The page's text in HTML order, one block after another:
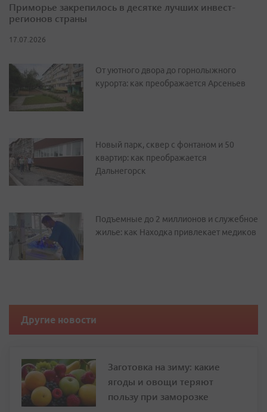
Приморье закрепилось в десятке лучших инвест-
регионов страны
17.07.2026
От уютного двора до горнолыжного
курорта: как преображается Арсеньев
Новый парк, сквер с фонтаном и 50
квартир: как преображается
Дальнегорск
Подъемные до 2 миллионов и служебное
жилье: как Находка привлекает медиков
Другие новости
Заготовка на зиму: какие
ягоды и овощи теряют
пользу при заморозке